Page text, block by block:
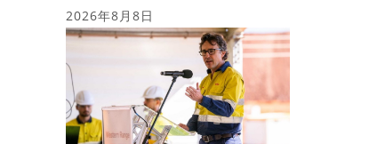
2026年8月8日